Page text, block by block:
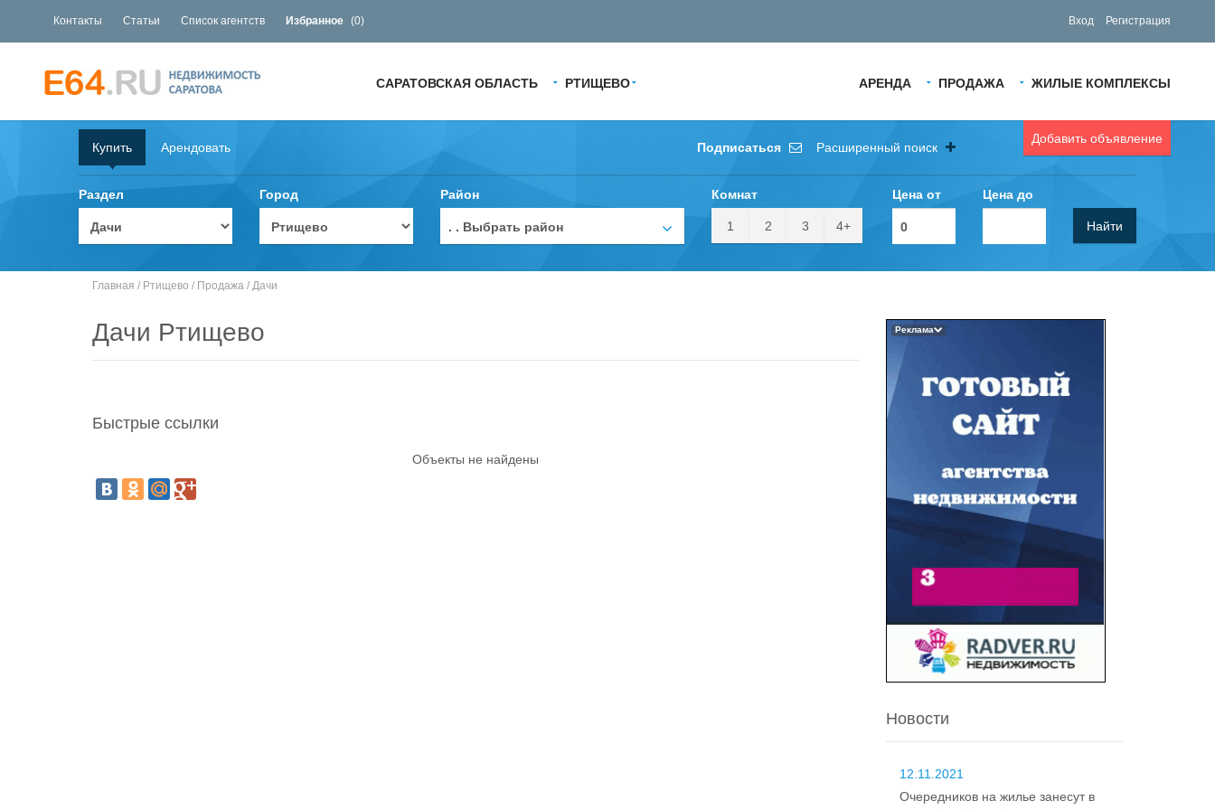
Контакты Статьи Список агентств Избранное (0) Вход Регистрация
АРЕНДА ПРОДАЖА ЖИЛЫЕ КОМПЛЕКСЫ
САРАТОВСКАЯ ОБЛАСТЬ РТИЩЕВО
Добавить объявление
Купить Арендовать Подписаться Расширенный поиск
Раздел Город Район
. . Выбрать район
Комнат
1 2 3 4+
Цена от Цена до
Найти
Главная / Ртищево / Продажа / Дачи
Дачи Ртищево
Быстрые ссылки
Объекты не найдены
Реклама
Новости
12.11.2021
Очередников на жилье занесут в